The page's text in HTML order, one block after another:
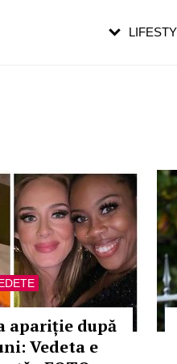
apariție după
Vedeta e
măsură ce înaintezi în vârstă